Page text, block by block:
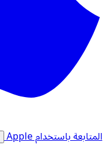
المتابعة باستخدام Apple